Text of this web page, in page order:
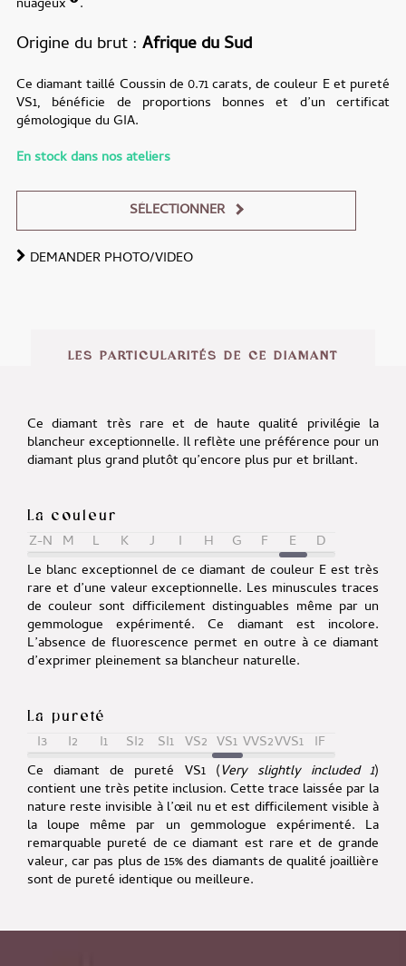
nuageux
.
Origine du brut Afrique du Sud
Ce diamant taillé Coussin de 0.71 carats, de couleur E et pureté
VS1, bénéficie de proportions bonnes et d’un certificat
gémologique du GIA.
En stock dans nos ateliers
SÉLECTIONNER
Alternative:
DEMANDER PHOTO/VIDEO
LES PARTICULARITÉS DE CE DIAMANT
Ce diamant très rare et de haute qualité privilégie la
blancheur exceptionnelle. Il reflète une préférence pour un
diamant plus grand plutôt qu’encore plus pur et brillant.
La couleur
Z-N M L K J I H G F E
D
Le blanc exceptionnel de ce diamant de couleur E est très
rare et d’une valeur exceptionnelle. Les minuscules traces
de couleur sont difficilement distinguables même par un
gemmologue expérimenté. Ce diamant est incolore.
L’absence de fluorescence permet en outre à ce diamant
d’exprimer pleinement sa blancheur naturelle.
La pureté
I3 I2 I1 SI2 SI1 VS2 VS1 VVS2VVS1 IF
Ce diamant de pureté VS1 (Very slightly included 1)
contient une très petite inclusion. Cette trace laissée par la
nature reste invisible à l’œil nu et est difficilement visible à
la loupe même par un gemmologue expérimenté. La
remarquable pureté de ce diamant est rare et de grande
valeur, car pas plus de 15% des diamants de qualité joaillière
sont de pureté identique ou meilleure.